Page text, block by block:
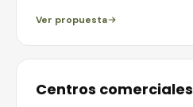
Ver propuesta
Centros comerciales